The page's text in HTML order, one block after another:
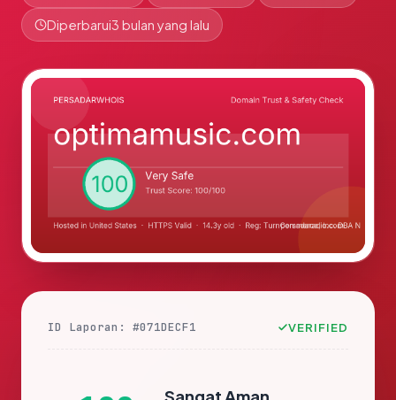
Diperbarui3 bulan yang lalu
ID Laporan: #071DECF1 VERIFIED